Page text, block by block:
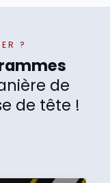
?
de
de tête !